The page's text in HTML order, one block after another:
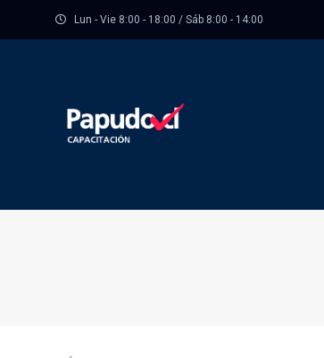
Lun - Vie 8:00 - 18:00 / Sáb 8:00 - 14:00